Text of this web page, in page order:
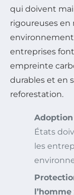
qui doivent
rigoureuses en
entreprises
empreinte
durables et en
reforestation.
États
les
l’homme